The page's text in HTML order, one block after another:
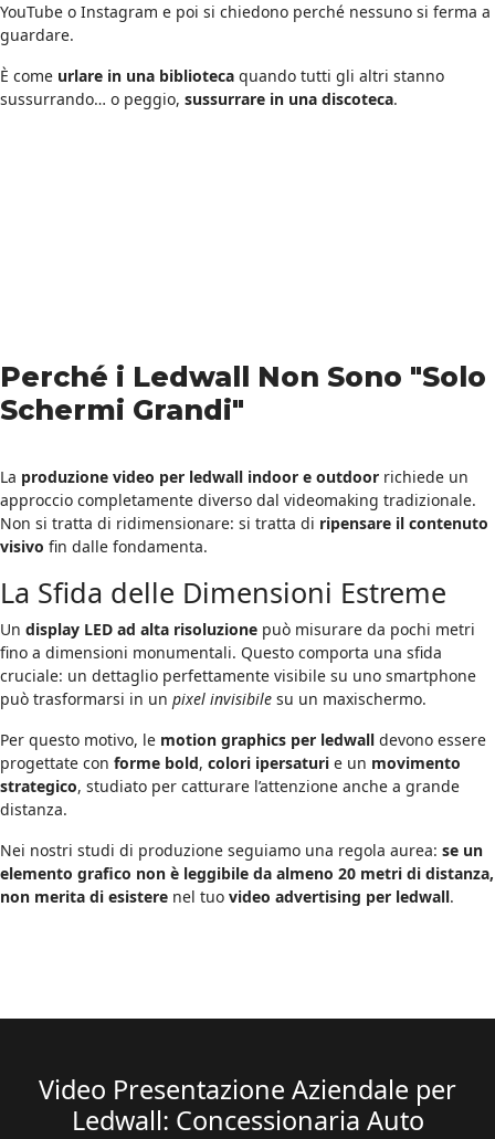
YouTube o Instagram e poi si chiedono perché nessuno si ferma a
guardare.
È come urlare in una biblioteca quando tutti gli altri stanno
sussurrando… o peggio, sussurrare in una discoteca.
Perché i Ledwall Non Sono "Solo
Schermi Grandi"
La produzione video per ledwall indoor e outdoor richiede un
approccio completamente diverso dal videomaking tradizionale.
Non si tratta di ridimensionare: si tratta di ripensare il contenuto
visivo fin dalle fondamenta.
La Sfida delle Dimensioni Estreme
Un display LED ad alta risoluzione può misurare da pochi metri
fino a dimensioni monumentali. Questo comporta una sfida
cruciale: un dettaglio perfettamente visibile su uno smartphone
può trasformarsi in un pixel invisibile su un maxischermo.
Per questo motivo, le motion graphics per ledwall devono essere
progettate con forme bold, colori ipersaturi e un movimento
strategico, studiato per catturare l’attenzione anche a grande
distanza.
Nei nostri studi di produzione seguiamo una regola aurea: se un
elemento grafico non è leggibile da almeno 20 metri di distanza,
non merita di esistere nel tuo video advertising per ledwall.
Video Presentazione Aziendale per
Ledwall: Concessionaria Auto